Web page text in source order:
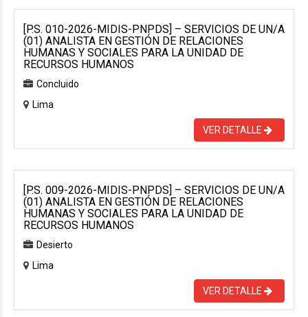
[P.S. 010-2026-MIDIS-PNPDS] – SERVICIOS DE UN/A
(01) ANALISTA EN GESTIÓN DE RELACIONES
HUMANAS Y SOCIALES PARA LA UNIDAD DE
RECURSOS HUMANOS
Concluido
Lima
VER DETALLE
[P.S. 009-2026-MIDIS-PNPDS] – SERVICIOS DE UN/A
(01) ANALISTA EN GESTIÓN DE RELACIONES
HUMANAS Y SOCIALES PARA LA UNIDAD DE
RECURSOS HUMANOS
Desierto
Lima
VER DETALLE